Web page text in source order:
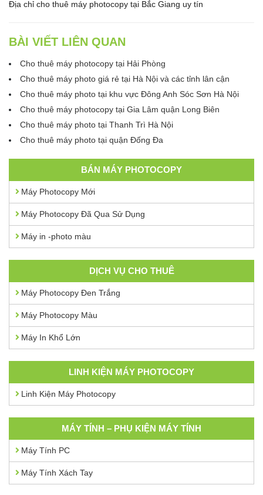
Địa chỉ cho thuê máy photocopy tại Bắc Giang uy tín
BÀI VIẾT LIÊN QUAN
Cho thuê máy photocopy tại Hải Phòng
Cho thuê máy photo giá rẻ tại Hà Nội và các tỉnh lân cận
Cho thuê máy photo tại khu vực Đông Anh Sóc Sơn Hà Nội
Cho thuê máy photocopy tại Gia Lâm quận Long Biên
Cho thuê máy photo tại Thanh Trì Hà Nội
Cho thuê máy photo tại quận Đống Đa
BÁN MÁY PHOTOCOPY
Máy Photocopy Mới
Máy Photocopy Đã Qua Sử Dụng
Máy in -photo màu
DỊCH VỤ CHO THUÊ
Máy Photocopy Đen Trắng
Máy Photocopy Màu
Máy In Khổ Lớn
LINH KIỆN MÁY PHOTOCOPY
Linh Kiện Máy Photocopy
MÁY TÍNH – PHỤ KIỆN MÁY TÍNH
Máy Tính PC
Máy Tính Xách Tay